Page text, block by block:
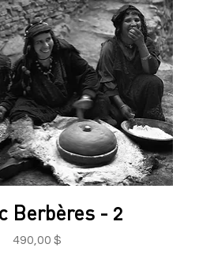
Berbères - 2
Prix
490,00 $